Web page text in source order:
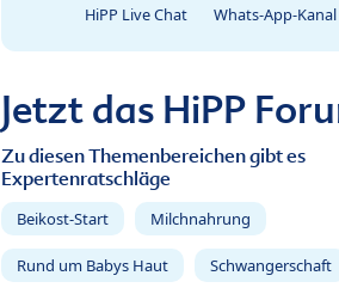
HiPP Live Chat Whats-App-Kanal
Jetzt das HiPP
Zu diesen Themenbereichen gibt es
Expertenratschläge
Beikost-Start Milchnahrung
Rund um Babys Haut Schwangerschaft